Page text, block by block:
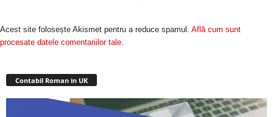
Acest site folosește Akismet pentru a reduce spamul. Află cum sunt
procesate datele comentariilor tale
Contabil Roman in UK